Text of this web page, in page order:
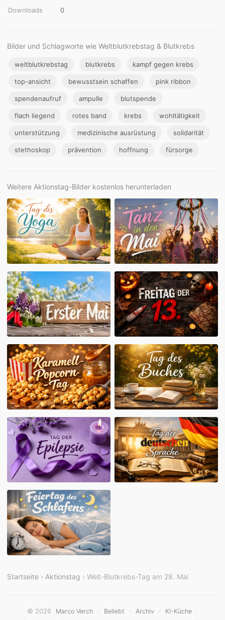
Downloads
0
Bilder und Schlagworte wie Weltblutkrebstag & Blutkrebs
weltblutkrebstag blutkrebs kampf gegen krebs
top-ansicht bewusstsein schaffen pink ribbon
spendenaufruf ampulle blutspende
flach liegend rotes band krebs wohltätigkeit
unterstützung medizinische ausrüstung solidarität
stethoskop prävention hoffnung fürsorge
Weitere Aktionstag-Bilder kostenlos herunterladen
Startseite › Aktionstag › Welt-Blutkrebs-Tag am 28. Mai
© 2026 Marco Verch · Beliebt · Archiv · KI-Küche ·